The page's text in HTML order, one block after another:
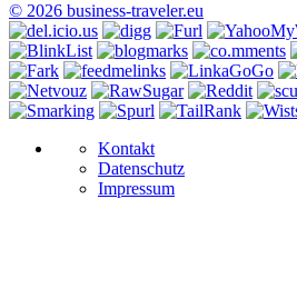
© 2026 business-traveler.eu
Kontakt
Datenschutz
Impressum